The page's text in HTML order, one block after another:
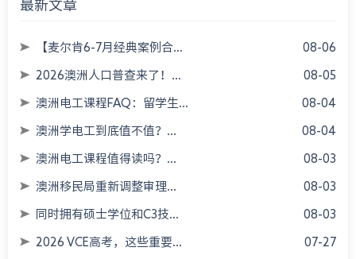
最新文章
【麦尔肯6-7月经典案例合... 08-06
2026澳洲人口普查来了！... 08-05
澳洲电工课程FAQ：留学生... 08-04
澳洲学电工到底值不值？... 08-04
澳洲电工课程值得读吗？... 08-03
澳洲移民局重新调整审理... 08-03
同时拥有硕士学位和C3技... 08-03
2026 VCE高考，这些重要... 07-27